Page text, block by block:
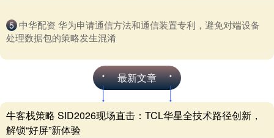
5 ​中华配资 华为申请通信方法和通信装置专利，避免对端设备
处理数据包的策略发生混淆
最新文章
牛客栈策略 SID2026现场直击：TCL华星全技术路径创新，
解锁“好屏”新体验